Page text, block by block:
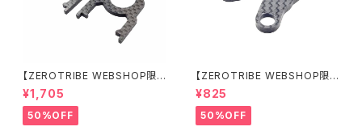
【ZEROTRIBE WEBSHOP限
定価格】RCM-BD11-TSE カ
ーボンツィーク スティックエンド
プレートセット YOKOMO BD11
用
¥1,705
50%OFF
【ZEROTRIBE WEBSHOP限
定価格】RCM-HRP-ZX-BD10
LCE Horizontalリアポストボ
ディマウンティングエクステンシ
ョンプレート Yokomo BD10L
¥825
50%OFF